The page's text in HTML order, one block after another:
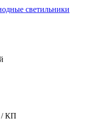
светильники
/ КП